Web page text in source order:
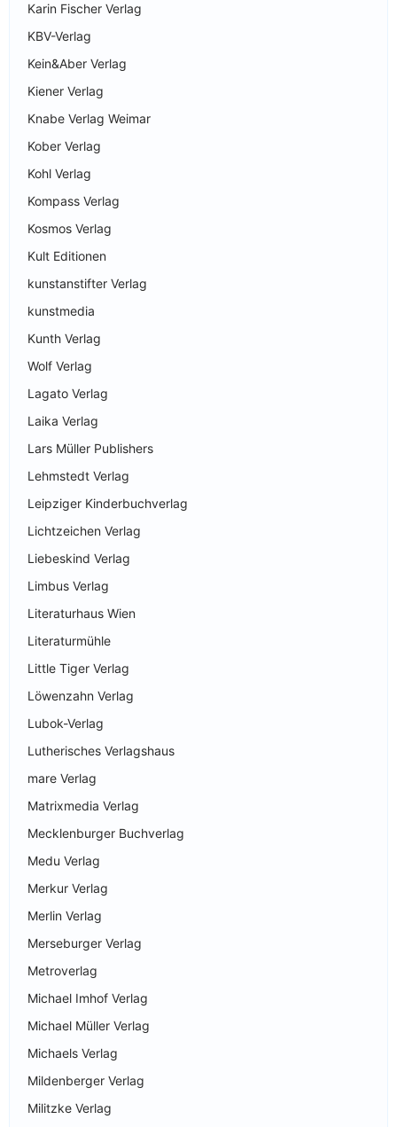
Karin Fischer Verlag
KBV-Verlag
Kein&Aber Verlag
Kiener Verlag
Knabe Verlag Weimar
Kober Verlag
Kohl Verlag
Kompass Verlag
Kosmos Verlag
Kult Editionen
kunstanstifter Verlag
kunstmedia
Kunth Verlag
Wolf Verlag
Lagato Verlag
Laika Verlag
Lars Müller Publishers
Lehmstedt Verlag
Leipziger Kinderbuchverlag
Lichtzeichen Verlag
Liebeskind Verlag
Limbus Verlag
Literaturhaus Wien
Literaturmühle
Little Tiger Verlag
Löwenzahn Verlag
Lubok-Verlag
Lutherisches Verlagshaus
mare Verlag
Matrixmedia Verlag
Mecklenburger Buchverlag
Medu Verlag
Merkur Verlag
Merlin Verlag
Merseburger Verlag
Metroverlag
Michael Imhof Verlag
Michael Müller Verlag
Michaels Verlag
Mildenberger Verlag
Militzke Verlag